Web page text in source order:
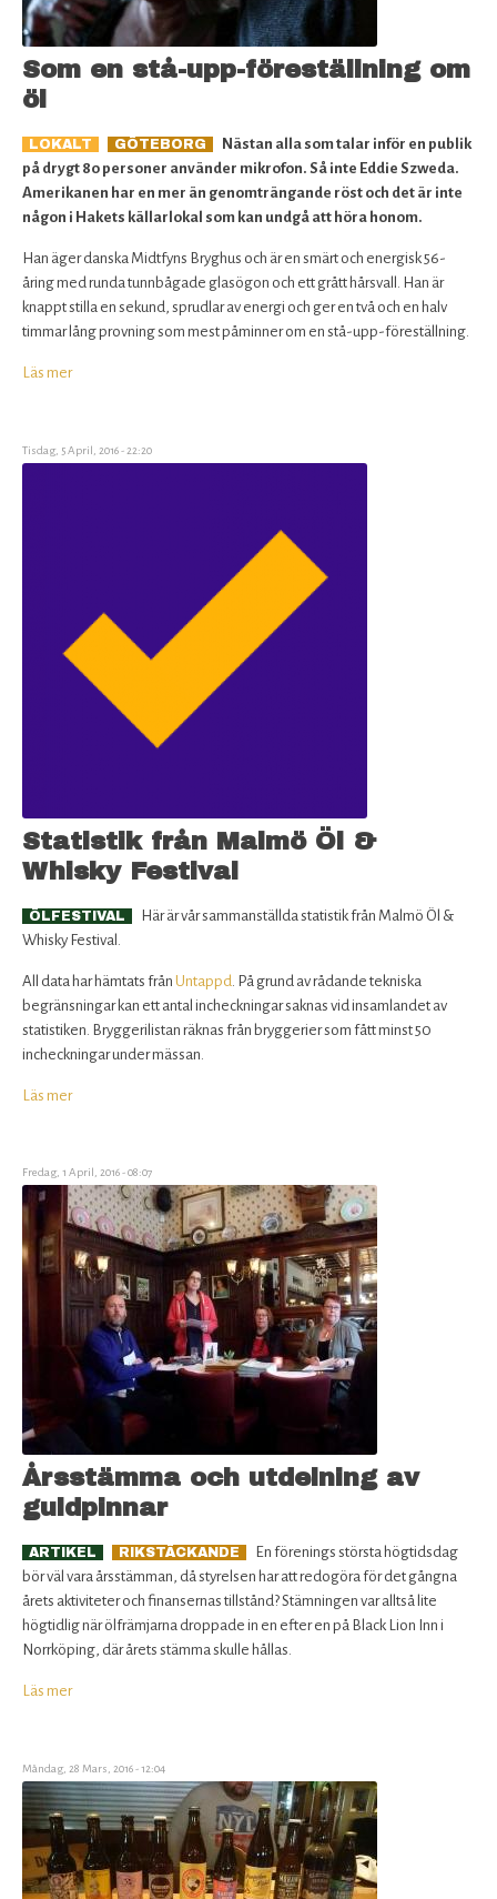
Som en stå-upp-föreställning om
öl
LOKALT GÖTEBORG
Nästan alla som talar inför en publik
på drygt 80 personer använder mikrofon. Så inte Eddie Szweda.
Amerikanen har en mer än genomträngande röst och det är inte
någon i Hakets källarlokal som kan undgå att höra honom.
Han äger danska Midtfyns Bryghus och är en smärt och energisk 56-
åring med runda tunnbågade glasögon och ett grått hårsvall. Han är
knappt stilla en sekund, sprudlar av energi och ger en två och en halv
timmar lång provning som mest påminner om en stå-upp-föreställning.
Läs merom
stå-
Tisdag, 5 April, 2016 - 22:20
Statistik från Malmö Öl &
Whisky Festival
ÖLFESTIVAL
Här är vår sammanställda statistik från Malmö Öl &
Whisky Festival.
All data har hämtats från Untappd . På grund av rådande tekniska
begränsningar kan ett antal incheckningar saknas vid insamlandet av
statistiken. Bryggerilistan räknas från bryggerier som fått minst 50
incheckningar under mässan.
Läs merom
Malmö
Öl
&
Whisky
Festival
Fredag, 1 April, 2016 - 08:07
Årsstämma och utdelning av
guldpinnar
ARTIKEL RIKSTÄCKANDE
En förenings största högtidsdag
bör väl vara årsstämman, då styrelsen har att redogöra för det gångna
årets aktiviteter och finansernas tillstånd? Stämningen var alltså lite
högtidlig när ölfrämjarna droppade in en efter en på Black Lion Inn i
Norrköping, där årets stämma skulle hållas.
Läs merom
utdelning
av
guldpinnar
Måndag, 28 Mars, 2016 - 12:04